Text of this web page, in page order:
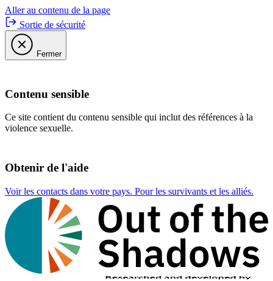
Aller au contenu de la page
Sortie de sécurité
Fermer
Contenu sensible
Ce site contient du contenu sensible qui inclut des références à la
violence sexuelle.
Obtenir de l'aide
Voir les contacts dans votre pays. Pour les survivants et les alliés.